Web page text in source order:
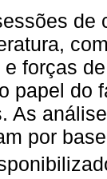
forças
papel do
As
por